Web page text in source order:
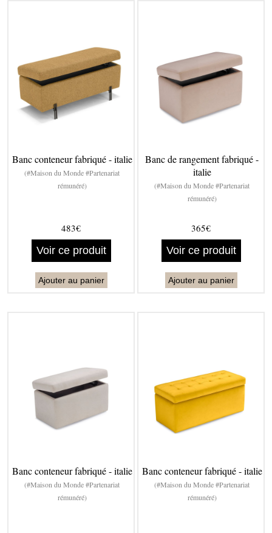
Banc conteneur fabriqué - italie
(#Maison du Monde #Partenariat
rémunéré)
483€
Voir ce produit
Ajouter au panier
Banc de rangement fabriqué -
italie
(#Maison du Monde #Partenariat
rémunéré)
365€
Voir ce produit
Ajouter au panier
Banc conteneur fabriqué - italie
(#Maison du Monde #Partenariat
rémunéré)
Banc conteneur fabriqué - italie
(#Maison du Monde #Partenariat
rémunéré)